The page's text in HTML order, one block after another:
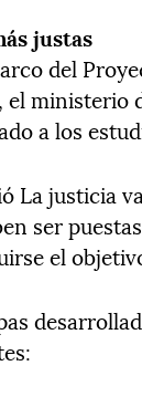
justas
del
el ministerio
a los
La justicia
ser
el